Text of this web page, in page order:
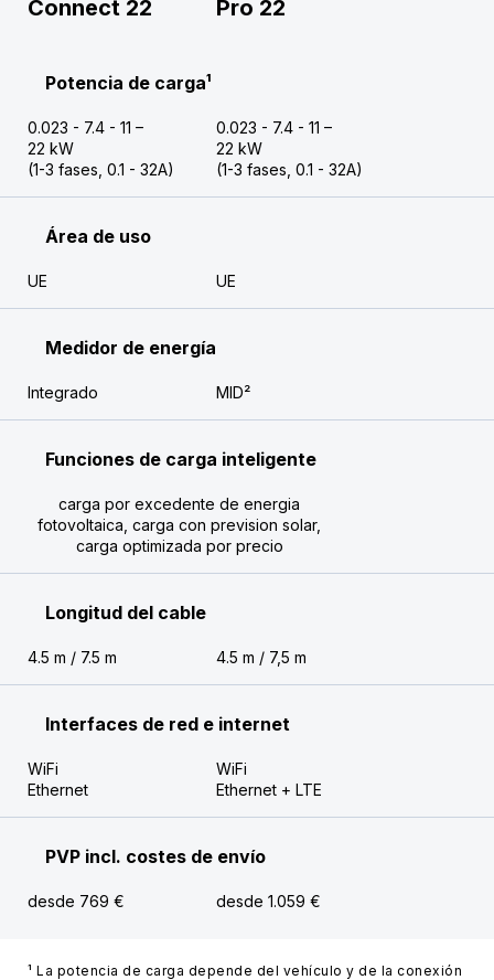
¹ La potencia de carga depende del vehículo y de la conexión
Connect 22 Pro 22
Potencia de carga¹
0.023 - 7.4 - 11 –
22 kW
(1-3 fases, 0.1 - 32A)
0.023 - 7.4 - 11 –
22 kW
(1-3 fases, 0.1 - 32A)
Área de uso
UE UE
Medidor de energía
Integrado MID²
Funciones de carga inteligente
carga por excedente de energia
fotovoltaica, carga con prevision solar,
carga optimizada por precio
Longitud del cable
4.5 m / 7.5 m 4.5 m / 7,5 m
Interfaces de red e internet
WiFi
Ethernet
WiFi
Ethernet + LTE
PVP incl. costes de envío
desde 769 € desde 1.059 €